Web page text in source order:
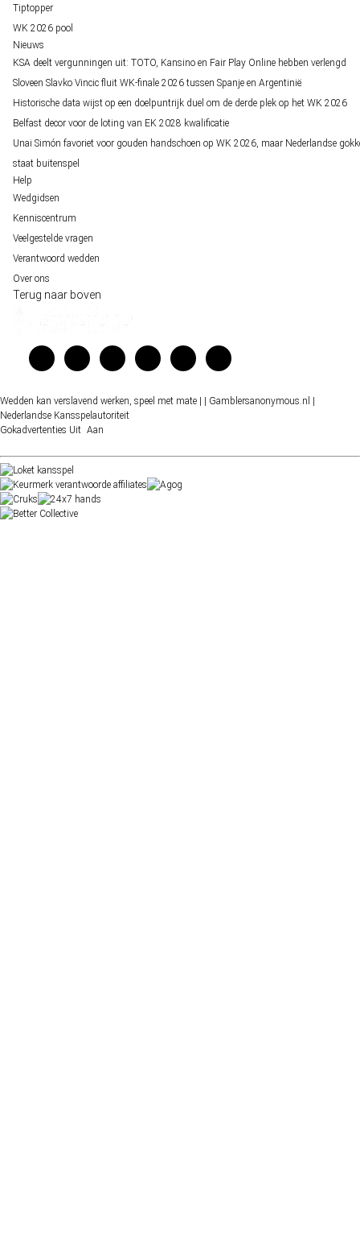
Tiptopper
WK 2026 pool
Nieuws
KSA deelt vergunningen uit: TOTO, Kansino en Fair Play Online hebben verlengd
Sloveen Slavko Vincic fluit WK-finale 2026 tussen Spanje en Argentinië
Historische data wijst op een doelpuntrijk duel om de derde plek op het WK 2026
Belfast decor voor de loting van EK 2028 kwalificatie
Unai Simón favoriet voor gouden handschoen op WK 2026, maar Nederlandse
staat buitenspel
Help
Wedgidsen
Kenniscentrum
Veelgestelde vragen
Verantwoord wedden
Over ons
Terug naar boven
Wedden kan verslavend werken, speel met mate | | Gamblersanonymous.nl
Nederlandse Kansspelautoriteit
Gokadvertenties Uit Aan